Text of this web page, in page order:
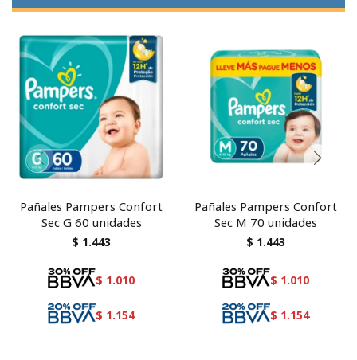
Pañales Pampers Confort
Sec G 60 unidades
$ 1.443
$ 1.010
$ 1.154
Pañales Pampers Confort
Sec M 70 unidades
$ 1.443
$ 1.010
$ 1.154